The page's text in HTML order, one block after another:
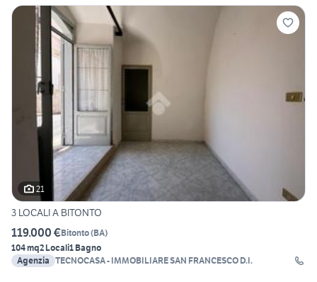
21
3 LOCALI A BITONTO
119.000 €Bitonto(BA)
104 mq2 Locali1 Bagno
Agenzia TECNOCASA - IMMOBILIARE SAN FRANCESCO D.I.